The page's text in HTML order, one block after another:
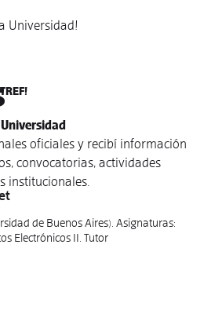
Universidad!
oficiales y recibí información
convocatorias, actividades
institucionales.
de Buenos Aires). Asignaturas:
Electrónicos II. Tutor